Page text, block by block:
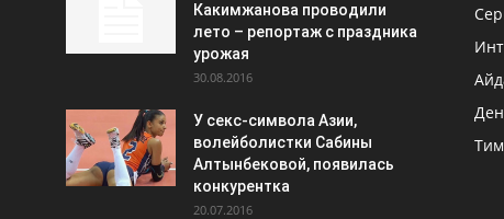
Какимжанова проводили
лето – репортаж с праздника
урожая
30.08.2016
У секс-символа Азии,
волейболистки Сабины
Алтынбековой, появилась
конкурентка
20.07.2016